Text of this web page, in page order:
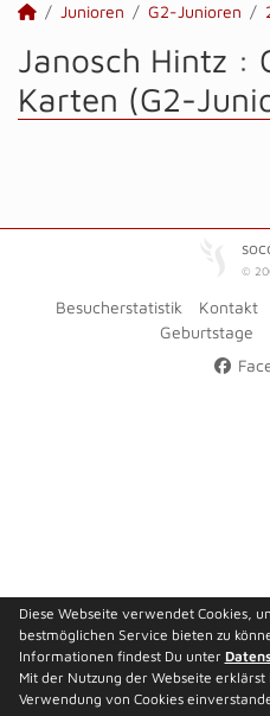
Junioren G2-Junioren
Janosch Hintz :
Karten (G2-
©
Besucherstatistik Kontakt
Geburtstage
Diese Webseite verwendet Cookies,
bestmöglichen Service bieten zu
Informationen findest Du unter
Mit der Nutzung der Webseite erklärst
Verwendung von Cookies